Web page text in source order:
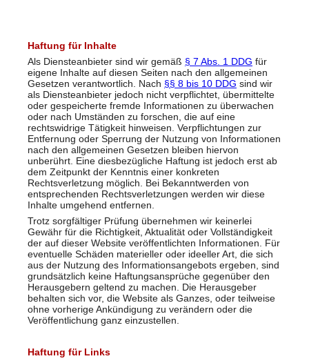
Haftung für Inhalte
Als Diensteanbieter sind wir gemäß § 7 Abs. 1 DDG für
eigene Inhalte auf diesen Seiten nach den allgemeinen
Gesetzen verantwortlich. Nach §§ 8 bis 10 DDG sind wir
als Diensteanbieter jedoch nicht verpflichtet, übermittelte
oder gespeicherte fremde Informationen zu überwachen
oder nach Umständen zu forschen, die auf eine
rechtswidrige Tätigkeit hinweisen. Verpflichtungen zur
Entfernung oder Sperrung der Nutzung von Informationen
nach den allgemeinen Gesetzen bleiben hiervon
unberührt. Eine diesbezügliche Haftung ist jedoch erst ab
dem Zeitpunkt der Kenntnis einer konkreten
Rechtsverletzung möglich. Bei Bekanntwerden von
entsprechenden Rechtsverletzungen werden wir diese
Inhalte umgehend entfernen.
Trotz sorgfältiger Prüfung übernehmen wir keinerlei
Gewähr für die Richtigkeit, Aktualität oder Vollständigkeit
der auf dieser Website veröffentlichten Informationen. Für
eventuelle Schäden materieller oder ideeller Art, die sich
aus der Nutzung des Informationsangebots ergeben, sind
grundsätzlich keine Haftungsansprüche gegenüber den
Herausgebern geltend zu machen. Die Herausgeber
behalten sich vor, die Website als Ganzes, oder teilweise
ohne vorherige Ankündigung zu verändern oder die
Veröffentlichung ganz einzustellen.
Haftung für Links